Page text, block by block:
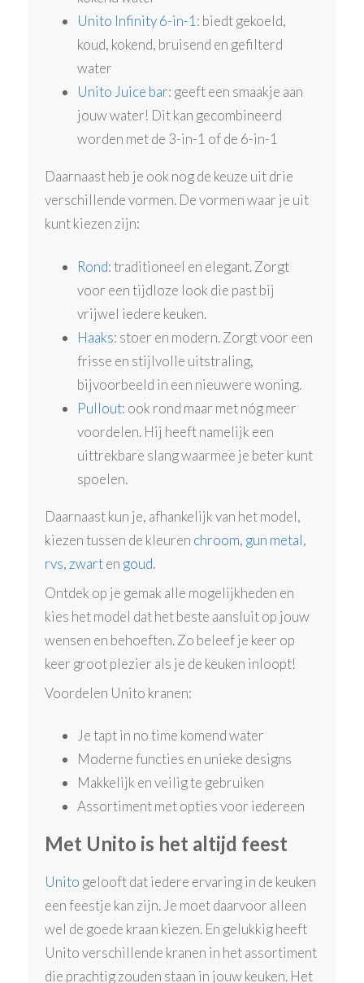
Unito Infinity 6-in-1: biedt gekoeld,
koud, kokend, bruisend en gefilterd
water
Unito Juice bar: geeft een smaakje aan
jouw water! Dit kan gecombineerd
worden met de 3-in-1 of de 6-in-1
Daarnaast heb je ook nog de keuze uit drie
verschillende vormen. De vormen waar je uit
kunt kiezen zijn:
Rond: traditioneel en elegant. Zorgt
voor een tijdloze look die past bij
vrijwel iedere keuken.
Haaks: stoer en modern. Zorgt voor een
frisse en stijlvolle uitstraling,
bijvoorbeeld in een nieuwere woning.
Pullout: ook rond maar met nóg meer
voordelen. Hij heeft namelijk een
uittrekbare slang waarmee je beter kunt
spoelen.
Daarnaast kun je, afhankelijk van het model,
kiezen tussen de kleuren chroom, gun metal,
rvs, zwarten goud.
Ontdek op je gemak alle mogelijkheden en
kies het model dat het beste aansluit op jouw
wensen en behoeften. Zo beleef je keer op
keer groot plezier als je de keuken inloopt!
Voordelen Unito kranen:
Je tapt in no time komend water
Moderne functies en unieke designs
Makkelijk en veilig te gebruiken
Assortiment met opties voor iedereen
Met Unito is het altijd feest
Unito gelooft dat iedere ervaring in de keuken
een feestje kan zijn. Je moet daarvoor alleen
wel de goede kraan kiezen. En gelukkig heeft
Unito verschillende kranen in het assortiment
die prachtig zouden staan in jouw keuken. Het